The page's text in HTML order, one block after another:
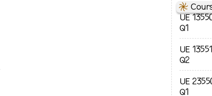
⇋
UE
Q1
UE 13551
Q2
UE
Q1